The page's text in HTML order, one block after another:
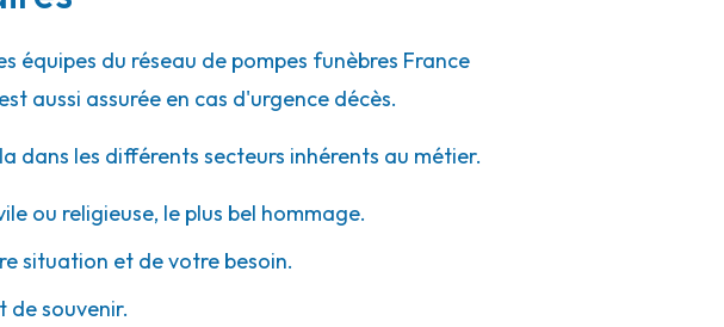
équipes du réseau de pompes funèbres France
aussi assurée en cas d'urgence décès.
dans les différents secteurs inhérents au métier.
ou religieuse, le plus bel hommage.
situation et de votre besoin.
de souvenir.